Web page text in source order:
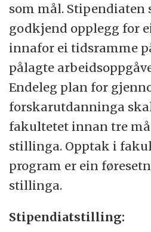
som mål. Stipendiaten
godkjend opplegg for
innafor ei tidsramme
pålagte
Endeleg plan for
forskarutdanninga
fakultetet innan tre
stillinga. Opptak i
program er ein
stillinga.
Stipendiatstilling: